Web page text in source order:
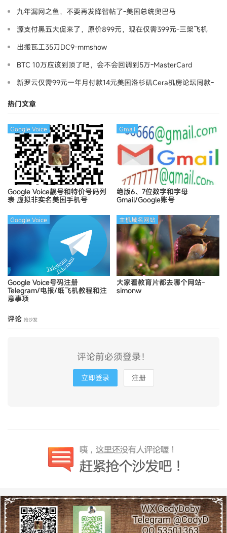
九年漏网之鱼，不要再发降智帖了-美国总统奥巴马
源支付黑五大促来了，原价899元，现在仅需399元-三架飞机
出搬瓦工35刀DC9-mmshow
BTC 10万应该到顶了吧，会不会回调到5万-MasterCard
新罗云仅需99元一年月付款14元美国洛杉矶Cera机房论坛同款-
热门文章
Google Voice靓号和特价号码列
表 虚拟非实名美国手机号
Google Voice
绝版6、7位数字和字母
Gmail/Google账号
Gmail
Google Voice号码注册
Telegram/电报/纸飞机教程和注
意事项
Google Voice
大家看教育片都去哪个网站-
simonw
主机域名网站
评论 抢沙发
评论前必须登录！
立即登录 注册